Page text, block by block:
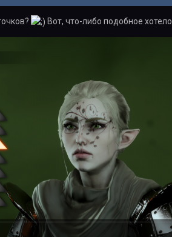
Вот, что-либо подобное